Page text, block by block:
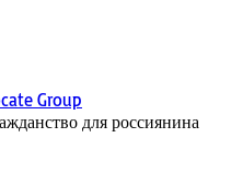
для россиянина